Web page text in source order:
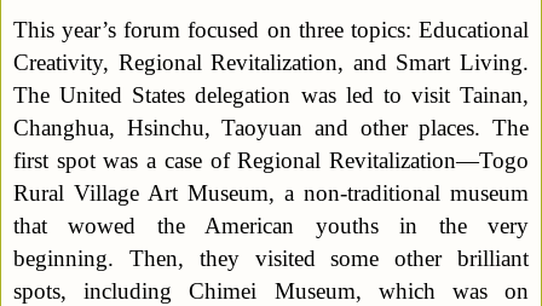
This year’s forum focused on three topics: Educational
Creativity, Regional Revitalization, and Smart Living.
The United States delegation was led to visit Tainan,
Changhua, Hsinchu, Taoyuan and other places. The
first spot was a case of Regional Revitalization—Togo
Rural Village Art Museum, a non-traditional museum
that wowed the American youths in the very
beginning. Then, they visited some other brilliant
spots, including Chimei Museum, which was on